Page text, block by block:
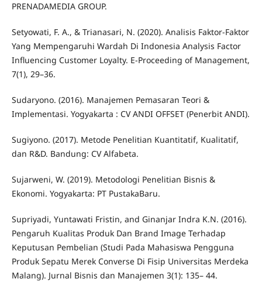
PRENADAMEDIA GROUP.
Setyowati, F. A., & Trianasari, N. (2020). Analisis Faktor-Faktor
Yang Mempengaruhi Wardah Di Indonesia Analysis Factor
Influencing Customer Loyalty. E-Proceeding of Management,
7(1), 29–36.
Sudaryono. (2016). Manajemen Pemasaran Teori &
Implementasi. Yogyakarta : CV ANDI OFFSET (Penerbit ANDI).
Sugiyono. (2017). Metode Penelitian Kuantitatif, Kualitatif,
dan R&D. Bandung: CV Alfabeta.
Sujarweni, W. (2019). Metodologi Penelitian Bisnis &
Ekonomi. Yogyakarta: PT PustakaBaru.
Supriyadi, Yuntawati Fristin, and Ginanjar Indra K.N. (2016).
Pengaruh Kualitas Produk Dan Brand Image Terhadap
Keputusan Pembelian (Studi Pada Mahasiswa Pengguna
Produk Sepatu Merek Converse Di Fisip Universitas Merdeka
Malang). Jurnal Bisnis dan Manajemen 3(1): 135– 44.